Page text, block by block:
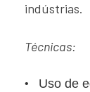
indústrias.
Técnicas:
Uso de